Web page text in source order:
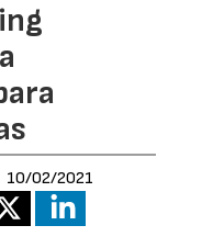
10/02/2021